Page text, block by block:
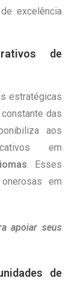
excelência
de
estratégicas
constante das
aos
em
. Esses
em
apoiar seus
de